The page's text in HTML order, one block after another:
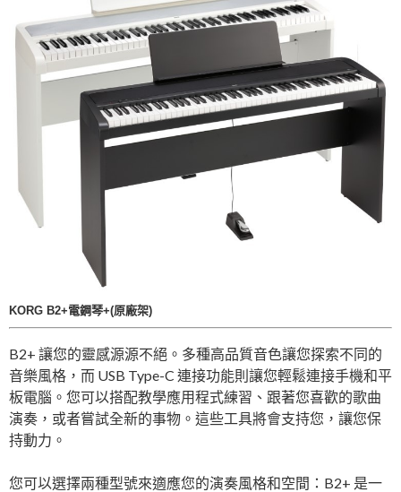
KORG B2+電鋼琴+(原廠架)​
B2+ 讓您的靈感源源不絕。多種高品質音色讓您探索不同的
音樂風格，而 USB Type-C 連接功能則讓您輕鬆連接手機和平
板電腦。您可以搭配教學應用程式練習、跟著您喜歡的歌曲
演奏，或者嘗試全新的事物。這些工具將會支持您，讓您保
持動力。
您可以選擇兩種型號來適應您的演奏風格和空間：B2+ 是一